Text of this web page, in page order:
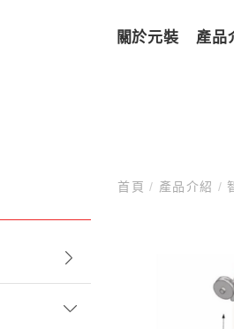
關於元裝 產品
首頁/ 產品介紹 /